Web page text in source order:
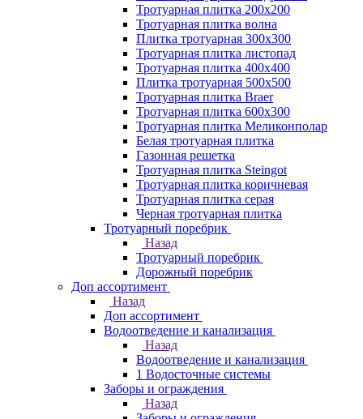
Тротуарная плитка 200х200
Тротуарная плитка волна
Плитка тротуарная 300х300
Тротуарная плитка листопад
Тротуарная плитка 400х400
Плитка тротуарная 500x500
Тротуарная плитка Braer
Тротуарная плитка 600х300
Тротуарная плитка Меликонполар
Белая тротуарная плитка
Газонная решетка
Тротуарная плитка Steingot
Тротуарная плитка коричневая
Тротуарная плитка серая
Черная тротуарная плитка
Тротуарный поребрик
Назад
Тротуарный поребрик
Дорожный поребрик
Доп ассортимент
Назад
Доп ассортимент
Водоотведение и канализация
Назад
Водоотведение и канализация
1 Водосточные системы
Заборы и ограждения
Назад